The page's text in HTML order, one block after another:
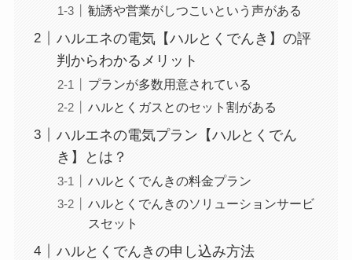
勧誘や営業がしつこいという声がある
ハルエネの電気【ハルとくでんき】の評
判からわかるメリット
プランが多数用意されている
ハルとくガスとのセット割がある
ハルエネの電気プラン【ハルとくでん
き】とは？
ハルとくでんきの料金プラン
ハルとくでんきのソリューションサービ
スセット
ハルとくでんきの申し込み方法